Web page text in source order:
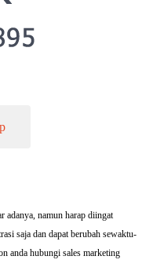
adanya, namun harap diingat
saja dan dapat berubah sewaktu-
anda hubungi sales marketing